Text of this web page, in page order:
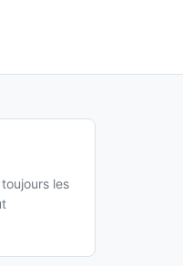
les